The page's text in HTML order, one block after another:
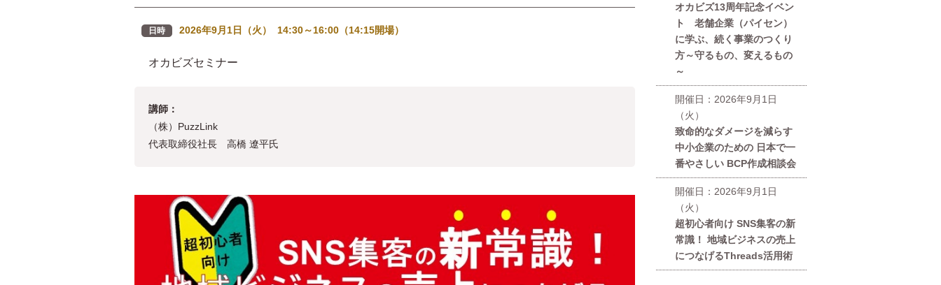
日時 2026年9月1日（火） 14:30～16:00（14:15開場）
オカビズセミナー
講師：
（株）PuzzLink
代表取締役社長 高橋 遼平氏
オカビズ13周年記念イベン
ト 老舗企業（パイセン）
に学ぶ、続く事業のつくり
方～守るもの、変えるもの
～
開催日：2026年9月1日
（火）
致命的なダメージを減らす
中小企業のための 日本で一
番やさしい BCP作成相談会
開催日：2026年9月1日
（火）
超初心者向け SNS集客の新
常識！ 地域ビジネスの売上
につなげるThreads活用術